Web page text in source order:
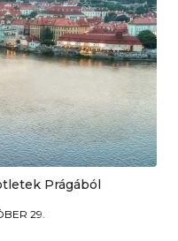
Prágából
29.